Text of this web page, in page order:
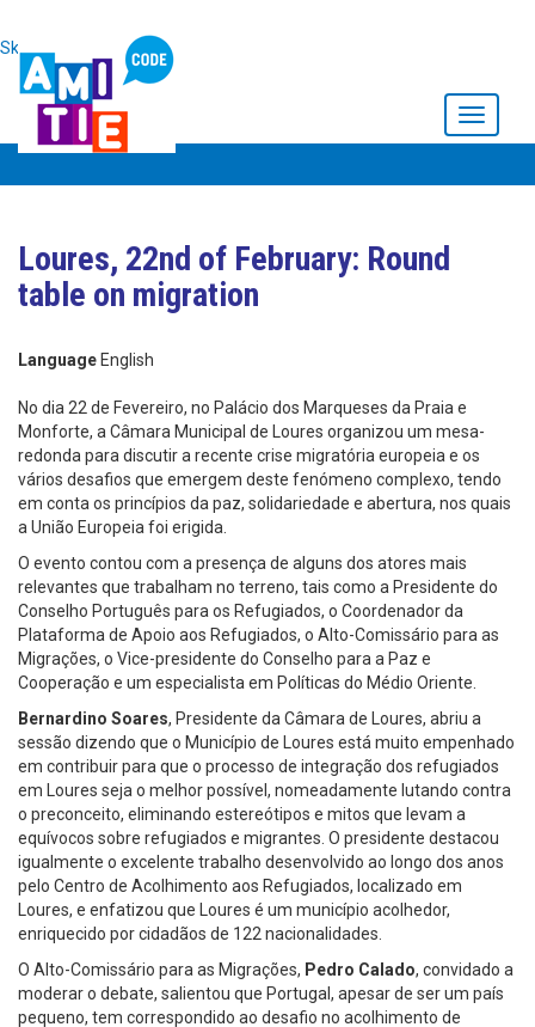
Skip to main content
Toggle
Loures, 22nd of February: Round
table on migration
Language English
No dia 22 de Fevereiro, no Palácio dos Marqueses da Praia e
Monforte, a Câmara Municipal de Loures organizou um mesa-
redonda para discutir a recente crise migratória europeia e os
vários desafios que emergem deste fenómeno complexo, tendo
em conta os princípios da paz, solidariedade e abertura, nos quais
a União Europeia foi erigida.
O evento contou com a presença de alguns dos atores mais
relevantes que trabalham no terreno, tais como a Presidente do
Conselho Português para os Refugiados, o Coordenador da
Plataforma de Apoio aos Refugiados, o Alto-Comissário para as
Migrações, o Vice-presidente do Conselho para a Paz e
Cooperação e um especialista em Políticas do Médio Oriente.
Bernardino Soares, Presidente da Câmara de Loures, abriu a
sessão dizendo que o Município de Loures está muito empenhado
em contribuir para que o processo de integração dos refugiados
em Loures seja o melhor possível, nomeadamente lutando contra
o preconceito, eliminando estereótipos e mitos que levam a
equívocos sobre refugiados e migrantes. O presidente destacou
igualmente o excelente trabalho desenvolvido ao longo dos anos
pelo Centro de Acolhimento aos Refugiados, localizado em
Loures, e enfatizou que Loures é um município acolhedor,
enriquecido por cidadãos de 122 nacionalidades.
O Alto-Comissário para as Migrações, Pedro Calado, convidado a
moderar o debate, salientou que Portugal, apesar de ser um país
pequeno, tem correspondido ao desafio no acolhimento de